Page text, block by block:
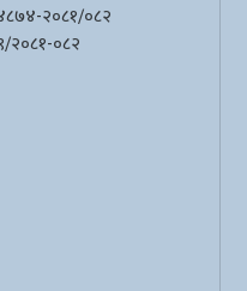
४८७४-२०८१/०८२
२०८१-०८२